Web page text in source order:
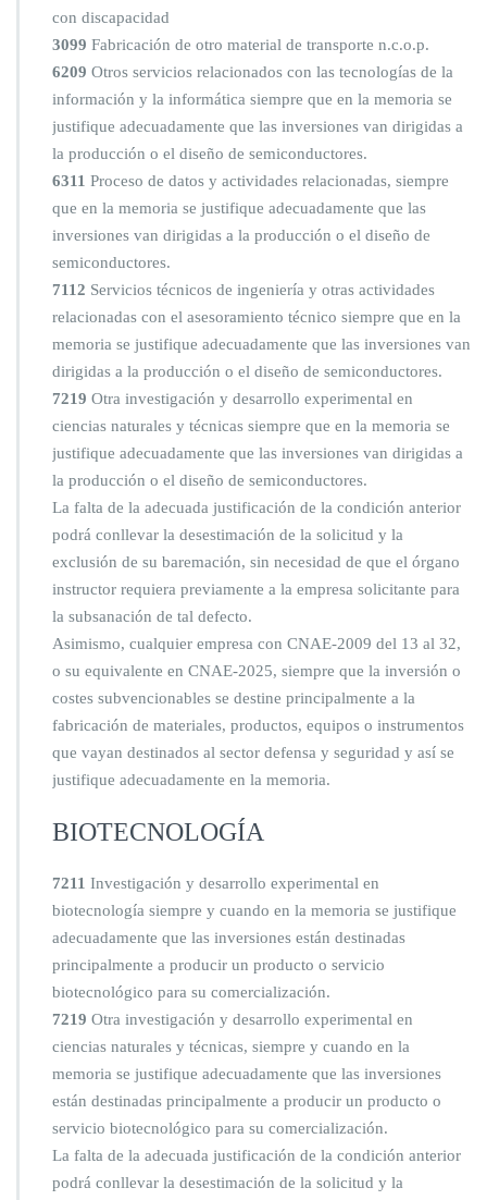
con discapacidad
3099 Fabricación de otro material de transporte n.c.o.p.
6209 Otros servicios relacionados con las tecnologías de la
información y la informática siempre que en la memoria se
justifique adecuadamente que las inversiones van dirigidas a
la producción o el diseño de semiconductores.
6311 Proceso de datos y actividades relacionadas, siempre
que en la memoria se justifique adecuadamente que las
inversiones van dirigidas a la producción o el diseño de
semiconductores.
7112 Servicios técnicos de ingeniería y otras actividades
relacionadas con el asesoramiento técnico siempre que en la
memoria se justifique adecuadamente que las inversiones van
dirigidas a la producción o el diseño de semiconductores.
7219 Otra investigación y desarrollo experimental en
ciencias naturales y técnicas siempre que en la memoria se
justifique adecuadamente que las inversiones van dirigidas a
la producción o el diseño de semiconductores.
La falta de la adecuada justificación de la condición anterior
podrá conllevar la desestimación de la solicitud y la
exclusión de su baremación, sin necesidad de que el órgano
instructor requiera previamente a la empresa solicitante para
la subsanación de tal defecto.
Asimismo, cualquier empresa con CNAE-2009 del 13 al 32,
o su equivalente en CNAE-2025, siempre que la inversión o
costes subvencionables se destine principalmente a la
fabricación de materiales, productos, equipos o instrumentos
que vayan destinados al sector defensa y seguridad y así se
justifique adecuadamente en la memoria.
BIOTECNOLOGÍA
7211 Investigación y desarrollo experimental en
biotecnología siempre y cuando en la memoria se justifique
adecuadamente que las inversiones están destinadas
principalmente a producir un producto o servicio
biotecnológico para su comercialización.
7219 Otra investigación y desarrollo experimental en
ciencias naturales y técnicas, siempre y cuando en la
memoria se justifique adecuadamente que las inversiones
están destinadas principalmente a producir un producto o
servicio biotecnológico para su comercialización.
La falta de la adecuada justificación de la condición anterior
podrá conllevar la desestimación de la solicitud y la